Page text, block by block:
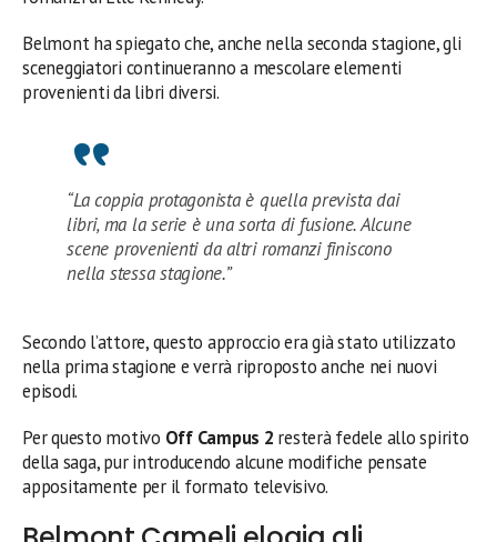
Belmont ha spiegato che, anche nella seconda stagione, gli
sceneggiatori continueranno a mescolare elementi
provenienti da libri diversi.
“La coppia protagonista è quella prevista dai
libri, ma la serie è una sorta di fusione. Alcune
scene provenienti da altri romanzi finiscono
nella stessa stagione.”
Secondo l’attore, questo approccio era già stato utilizzato
nella prima stagione e verrà riproposto anche nei nuovi
episodi.
Per questo motivo Off Campus 2 resterà fedele allo spirito
della saga, pur introducendo alcune modifiche pensate
appositamente per il formato televisivo.